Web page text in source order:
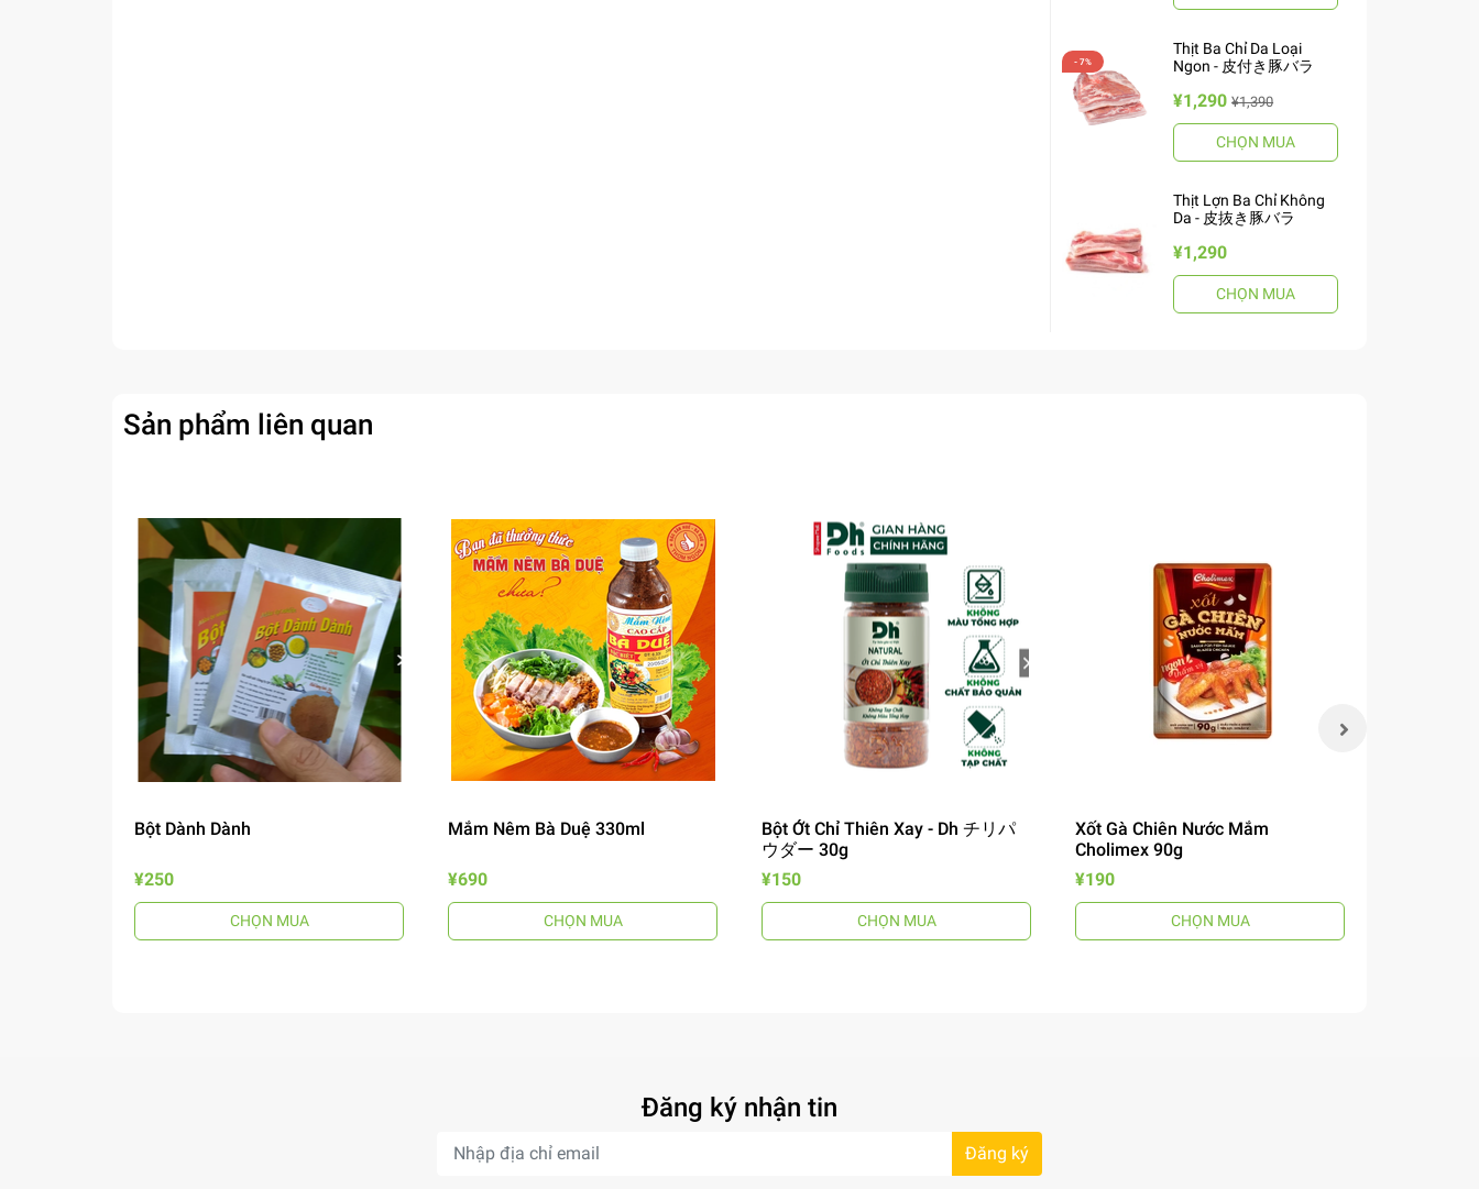
Thịt Ba Chỉ Da Loại
Ngon - 皮付き豚バラ
¥1,290 ¥1,390
CHỌN MUA
Thịt Lợn Ba Chỉ Không
Da - 皮抜き豚バラ
¥1,290
CHỌN MUA
Sản phẩm liên quan
Bột Dành Dành
¥250
CHỌN MUA
Mắm Nêm Bà Duệ 330ml
¥690
CHỌN MUA
Bột Ớt Chỉ Thiên Xay - Dh チリパ
ウダー 30g
¥150
CHỌN MUA
Xốt Gà Chiên Nước Mắm
Cholimex 90g
¥190
CHỌN MUA
Đăng ký nhận tin
Đăng ký